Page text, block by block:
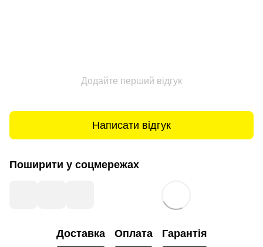
Додайте перший відгук
Написати відгук
Поширити у соцмережах
Доставка Оплата Гарантія